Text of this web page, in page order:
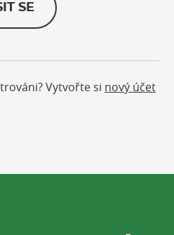
SE
Vytvořte si nový účet